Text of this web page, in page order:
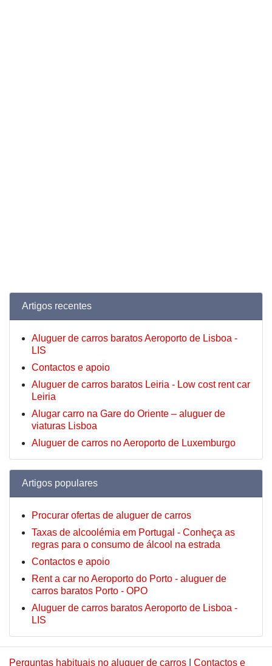
Artigos recentes
Aluguer de carros baratos Aeroporto de Lisboa -
LIS
Contactos e apoio
Aluguer de carros baratos Leiria - Low cost rent car
Leiria
Alugar carro na Gare do Oriente – aluguer de
viaturas Lisboa
Aluguer de carros no Aeroporto de Luxemburgo
Artigos populares
Procurar ofertas de aluguer de carros
Taxas de alcoolémia em Portugal - Conheça as
regras para o consumo de álcool na estrada
Contactos e apoio
Rent a car no Aeroporto do Porto - aluguer de
carros baratos Porto - OPO
Aluguer de carros baratos Aeroporto de Lisboa -
LIS
Perguntas habituais no aluguer de carros Contactos e